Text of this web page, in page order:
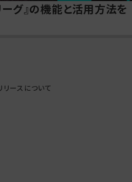
グ』の機能と活用方法を
リースについて